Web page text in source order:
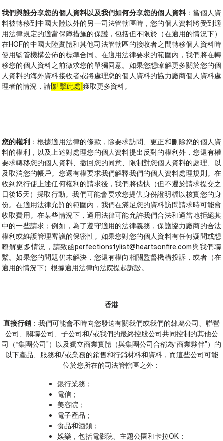
我們與誰分享您的個人資料以及我們如何分享您的個人資料：當個人資
料被轉移到中國大陸以外的另一司法管轄區時，您的個人資料將受到適
用法律規定的適當保障措施的保護，包括但不限於（在適用的情況下）
在HOF的中國大陸實體和其他司法管轄區的接收者之間轉移個人資料時
使用監管機構公佈的標準合同。在適用法律要求的範圍內，我們將在轉
移您的個人資料之前徵求您的單獨同意。如果您想瞭解更多關於您的個
人資料的海外資料接收者或將處理您的個人資料的協力廠商個人資料處
理者的情況，請[點擊此處]獲取更多資料。
您的權利：根據適用法律的條款，除要求訪問、更正和刪除您的個人資
料的權利，以及上述對處理您的個人資料提出反對的權利外，您還有權
要求轉移您的個人資料、撤回您的同意、限制對您個人資料的處理、以
及取消您的帳戶。您還有權要求我們解釋我們的個人資料處理規則。在
收到您行使上述任何權利的請求後，我們將儘快（但不遲於請求提交之
日後15天）採取行動。我們可能會要求您提供身份證明檔以核實您的身
份。在適用法律允許的範圍內，我們在滿足您的資料訪問請求時可能會
收取費用。在某些情況下，適用法律可能允許我們合法和適當地拒絕其
中的一些請求；例如，為了遵守適用的法律義務，保護協力廠商的合法
權利或維護管理審議的保密性。如果您對您的個人資料有任何疑問或想
瞭解更多情況，請致函perfectionstylist@heartsonfire.com與我們聯
繫。如果您的問題仍未解決，您還有權向相關監督機構投訴，或者（在
適用的情況下）根據適用法律向法院提起訴訟。
香港
直接行銷 ：我們可能會不時向您發送有關我們或我們的隸屬公司、聯營
公司、關聯公司、子公司和/或我們的最終控股公司共同控制的其他公
司（“集團公司”）以及獨立商業實體（與集團公司合稱為“商業夥伴”）的
以下產品、服務和/或業務的銷售和行銷材料和資料，而這些公司可能
位於您所在的司法管轄區之外：
銀行業務；
電信；
美容院；
電子產品；
食品和酒類；
娛樂，包括電影院、主題公園和卡拉OK；